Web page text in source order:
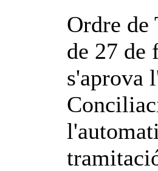
Ordre de
de 27 de
s'aprova